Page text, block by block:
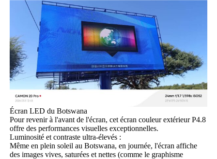
Écran LED du Botswana
Pour revenir à l'avant de l'écran, cet écran couleur extérieur P4.8
offre des performances visuelles exceptionnelles.
Luminosité et contraste ultra-élevés :
Même en plein soleil au Botswana, en journée, l'écran affiche
des images vives, saturées et nettes (comme le graphisme